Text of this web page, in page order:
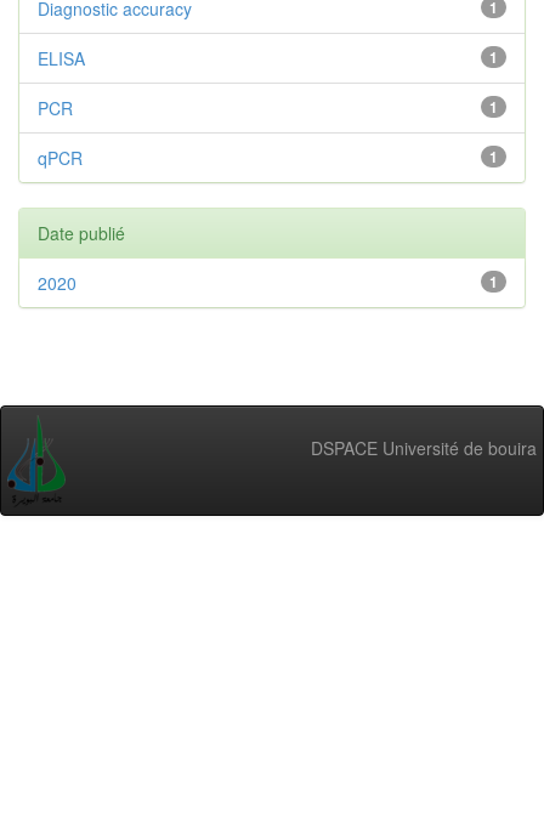
1
Diagnostic accuracy
1
ELISA
1
PCR
1
qPCR
Date publié
1
2020
DSPACE Université de bouira